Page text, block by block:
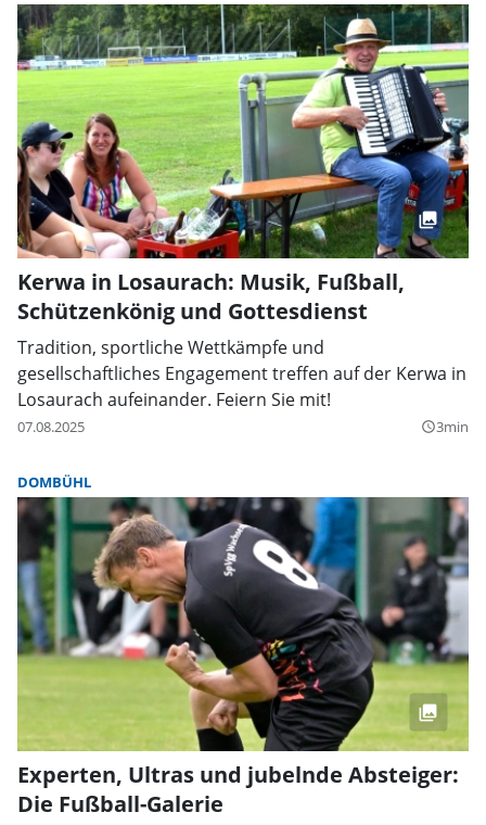
Kerwa in Losaurach: Musik, Fußball,
Schützenkönig und Gottesdienst
Tradition, sportliche Wettkämpfe und
gesellschaftliches Engagement treffen auf der Kerwa in
Losaurach aufeinander. Feiern Sie mit!
07.08.2025 query_builder3min
DOMBÜHL
Experten, Ultras und jubelnde Absteiger:
Die Fußball-Galerie